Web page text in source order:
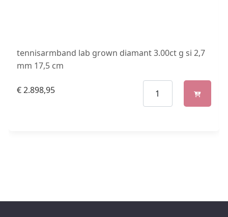
tennisarmband lab grown diamant 3.00ct g si 2,7
mm 17,5 cm
€2.898,95